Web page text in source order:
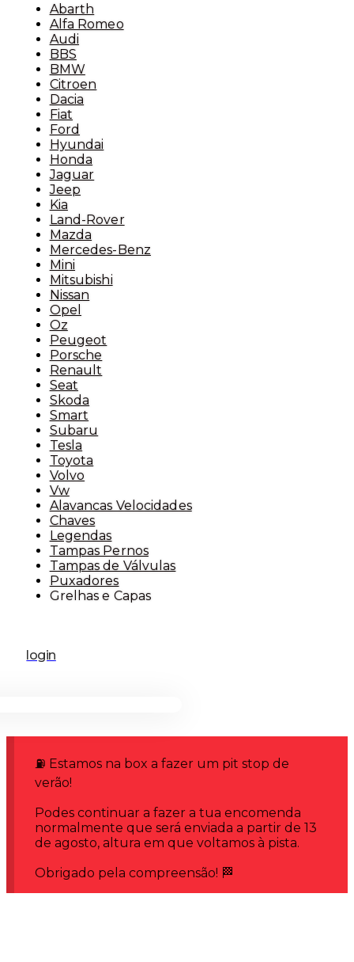
Abarth
Alfa Romeo
Audi
BBS
BMW
Citroen
Dacia
Fiat
Ford
Hyundai
Honda
Jaguar
Jeep
Kia
Land-Rover
Mazda
Mercedes-Benz
Mini
Mitsubishi
Nissan
Opel
Oz
Peugeot
Porsche
Renault
Seat
Skoda
Smart
Subaru
Tesla
Toyota
Volvo
Vw
Alavancas Velocidades
Chaves
Legendas
Tampas Pernos
Tampas de Válvulas
Puxadores
Grelhas e Capas
login
⛽ Estamos na box a fazer um pit stop de
verão!
Podes continuar a fazer a tua encomenda
normalmente que será enviada a partir de 13
de agosto, altura em que voltamos à pista.
Obrigado pela compreensão! 🏁